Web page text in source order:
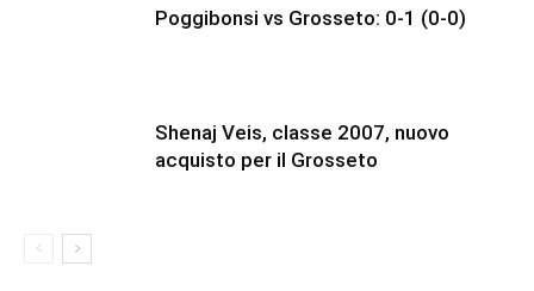
Poggibonsi vs Grosseto: 0-1 (0-0)
Shenaj Veis, classe 2007, nuovo
acquisto per il Grosseto